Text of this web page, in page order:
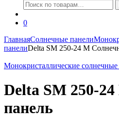
Искать:
0
ГлавнаяСолнечные панели
панелиDelta SM 250-24 M
Монокристаллические солнечные
Delta SM 250-
панель